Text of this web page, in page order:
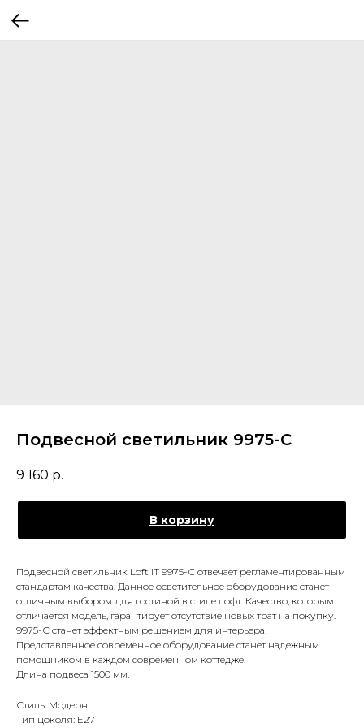
Подвесной светильник 9975-C
9 160 р.
В корзину
Подвесной светильник Loft IT 9975-С отвечает регламентированным
стандартам качества. Данное осветительное оборудование станет
отличным выбором для гостиной в стиле лофт. Качество, которым
отличается модель, гарантирует отсутствие новых трат на покупку.
9975-С станет эффектным решением для интерьера.
Представленное современное оборудование станет надежным
помощником в каждом современном коттедже.
Длина подвеса 1500 мм.
Стиль: Модерн
Тип цоколя: E27